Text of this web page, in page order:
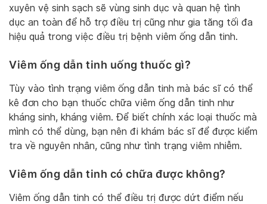
xuyên vệ sinh sạch sẽ vùng sinh dục và quan hệ tình
dục an toàn để hỗ trợ điều trị cũng như gia tăng tối đa
hiệu quả trong việc điều trị bệnh viêm ống dẫn tinh.
Viêm ống dẫn tinh uống thuốc gì?
Tùy vào tình trạng viêm ống dẫn tinh mà bác sĩ có thể
kê đơn cho bạn thuốc chữa viêm ống dẫn tinh như
kháng sinh, kháng viêm. Để biết chính xác loại thuốc mà
mình có thể dùng, bạn nên đi khám bác sĩ để được kiểm
tra về nguyên nhân, cũng như tình trạng viêm nhiễm.
Viêm ống dẫn tinh có chữa được không?
Viêm ống dẫn tinh có thể điều trị được dứt điểm nếu